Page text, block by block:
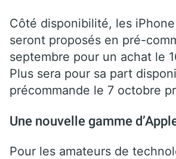
Côté disponibilité, les
seront proposés en pré-
septembre pour un achat le
Plus sera pour sa part
précommande le 7 octobre
Une nouvelle gamme
Pour les amateurs de